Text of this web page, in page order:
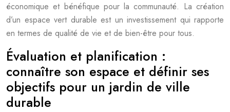
économique et bénéfique pour la communauté. La création
d’un espace vert durable est un investissement qui rapporte
en termes de qualité de vie et de bien-être pour tous.
Évaluation et planification :
connaître son espace et définir ses
objectifs pour un jardin de ville
durable